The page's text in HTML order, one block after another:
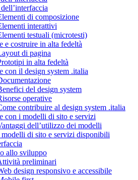
di composizione
interattivi
testuali (microtesti)
e costruire in alta fedeltà
di pagina
in alta fedeltà
con il design system .italia
del design system
operative
contribuire al design system .italia
con i modelli di sito e servizi
dell’utilizzo dei modelli
di sito e servizi disponibili
allo sviluppo
preliminari
design responsivo e accessibile